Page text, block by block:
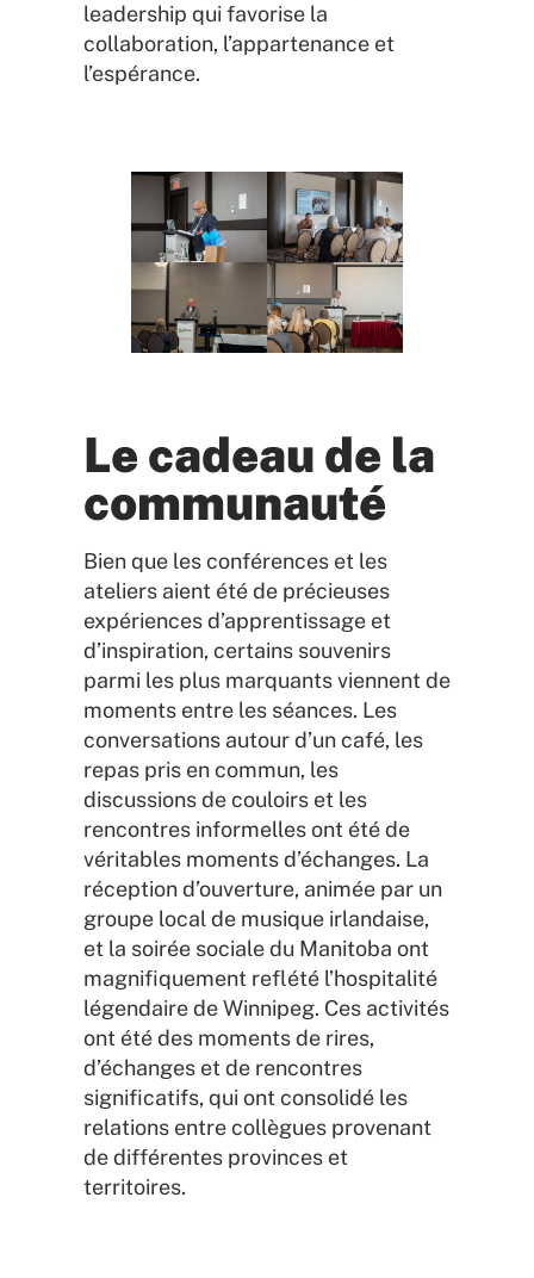
leadership qui favorise la
collaboration, l’appartenance et
l’espérance.
Le cadeau de la
communauté
Bien que les conférences et les
ateliers aient été de précieuses
expériences d’apprentissage et
d’inspiration, certains souvenirs
parmi les plus marquants viennent de
moments entre les séances. Les
conversations autour d’un café, les
repas pris en commun, les
discussions de couloirs et les
rencontres informelles ont été de
véritables moments d’échanges. La
réception d’ouverture, animée par un
groupe local de musique irlandaise,
et la soirée sociale du Manitoba ont
magnifiquement reflété l’hospitalité
légendaire de Winnipeg. Ces activités
ont été des moments de rires,
d’échanges et de rencontres
significatifs, qui ont consolidé les
relations entre collègues provenant
de différentes provinces et
territoires.